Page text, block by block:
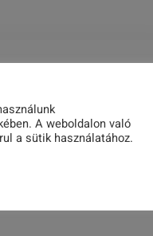
A weboldalon való
a sütik használatához.